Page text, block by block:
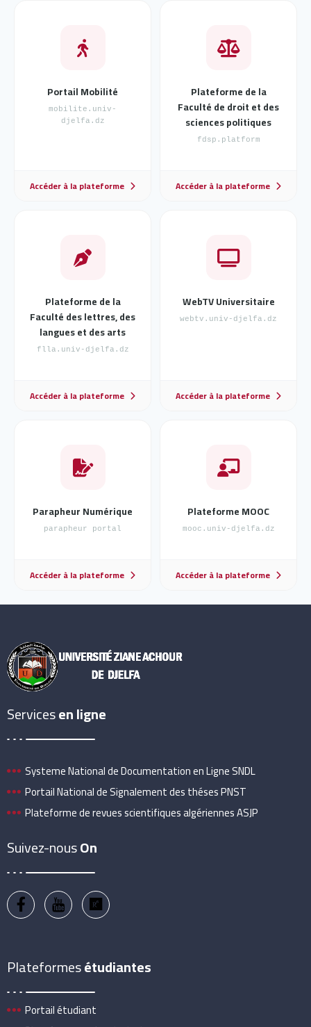
Portail Mobilité
mobilite.univ-
djelfa.dz
Accéder à la plateforme
Plateforme de la
Faculté de droit et des
sciences politiques
fdsp.platform
Accéder à la plateforme
Plateforme de la
Faculté des lettres, des
langues et des arts
flla.univ-djelfa.dz
Accéder à la plateforme
WebTV Universitaire
webtv.univ-djelfa.dz
Accéder à la plateforme
Parapheur Numérique
parapheur portal
Accéder à la plateforme
Plateforme MOOC
mooc.univ-djelfa.dz
Accéder à la plateforme
Servicesen ligne
Systeme National de Documentation en Ligne SNDL
Portail National de Signalement des théses PNST
Plateforme de revues scientifiques algériennes ASJP
Suivez-nousOn
Plateformesétudiantes
Portail étudiant